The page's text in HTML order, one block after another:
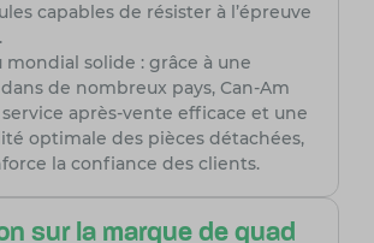
capables de résister à l’épreuve
mondial solide : grâce à une
de nombreux pays, Can-Am
après-vente efficace et une
optimale des pièces détachées,
la confiance des clients.
sur la marque de quad